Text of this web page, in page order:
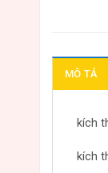
MÔ TẢ
kích
kích